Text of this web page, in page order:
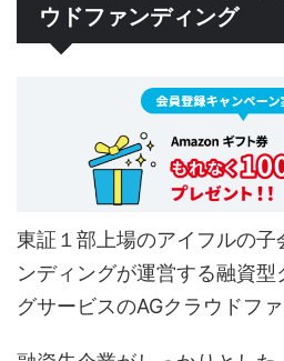
ウドファンディング
東証１部上場のアイフルの子
ンディングが運営する融資
グサービスのAGクラウドファ